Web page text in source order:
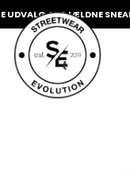
AF SJÆLDNE
INDKØBSKURV
Fri fragt på
Din kurv er tom.